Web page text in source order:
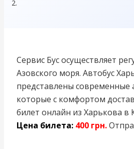
Сервис Бус осуществляет
Азовского моря. Автобус
представлены современные
которые с комфортом
билет онлайн из Харькова
Цена билета: 400 грн.